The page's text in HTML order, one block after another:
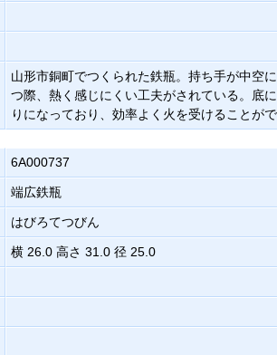
山形市銅町でつくられた鉄瓶。持ち手が中空
つ際、熱く感じにくい工夫がされている。底
りになっており、効率よく火を受けることがで
6A000737
端広鉄瓶
はびろてつびん
横 26.0 高さ 31.0 径 25.0